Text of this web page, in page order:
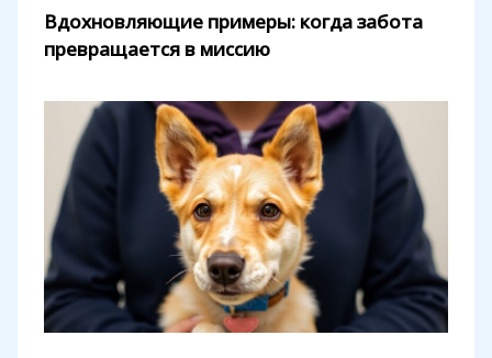
Вдохновляющие примеры: когда забота
превращается в миссию